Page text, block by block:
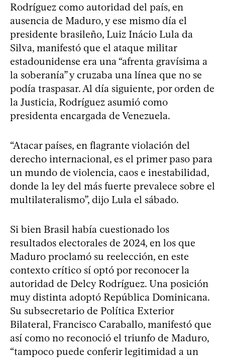
Rodríguez como autoridad del país, en
ausencia de Maduro, y ese mismo día el
presidente brasileño, Luiz Inácio Lula da
Silva, manifestó que el ataque militar
estadounidense era una “afrenta gravísima a
la soberanía” y cruzaba una línea que no se
podía traspasar. Al día siguiente, por orden de
la Justicia, Rodríguez asumió como
presidenta encargada de Venezuela.
“Atacar países, en flagrante violación del
derecho internacional, es el primer paso para
un mundo de violencia, caos e inestabilidad,
donde la ley del más fuerte prevalece sobre el
multilateralismo”, dijo Lula el sábado.
Si bien Brasil había cuestionado los
resultados electorales de 2024, en los que
Maduro proclamó su reelección, en este
contexto crítico sí optó por reconocer la
autoridad de Delcy Rodríguez. Una posición
muy distinta adoptó República Dominicana.
Su subsecretario de Política Exterior
Bilateral, Francisco Caraballo, manifestó que
así como no reconoció el triunfo de Maduro,
“tampoco puede conferir legitimidad a un